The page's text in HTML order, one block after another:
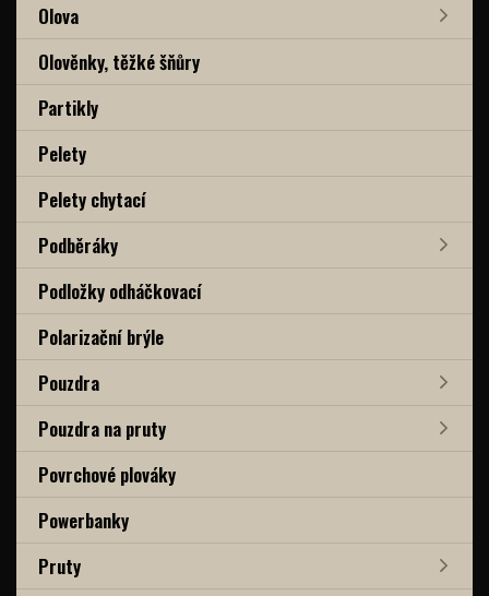
Olova
Olověnky, těžké šňůry
Partikly
Pelety
Pelety chytací
Podběráky
Podložky odháčkovací
Polarizační brýle
Pouzdra
Pouzdra na pruty
Povrchové plováky
Powerbanky
Pruty